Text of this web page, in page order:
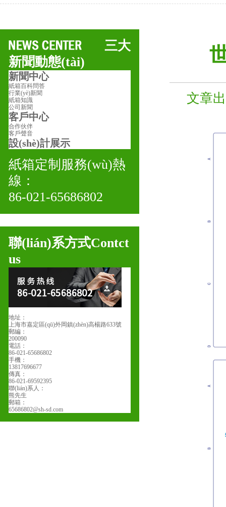
三大
新聞動態(tài)
新聞中心
紙箱百科問答
行業(yè)新聞
紙箱知識
公司新聞
客戶中心
合作伙伴
客戶聲音
設(shè)計展示
紙箱定制服務(wù)熱
線：
86-021-65686802
聯(lián)系方式Contct
us
地址：
上海市嘉定區(qū)外岡鎮(zhèn)高楊路633號
郵編：
200090
電話：
86-021-65686802
手機：
13817696677
傳真：
86-021-69592395
聯(lián)系人：
熊先生
郵箱：
65686802@sh-sd.com
文章